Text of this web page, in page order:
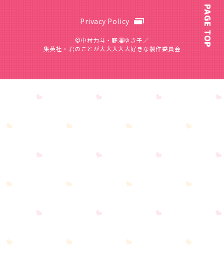
Privacy Policy
©中村力斗・野澤ゆき子／
集英社・君のことが大大大大大好きな製作委員会
PAGE TOP